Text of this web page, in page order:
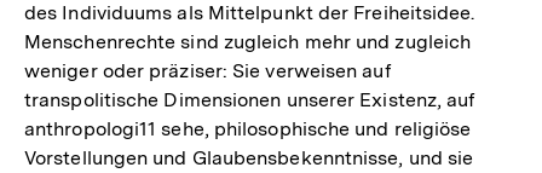
des Individuums als Mittelpunkt der Freiheitsidee.
Menschenrechte sind zugleich mehr und zugleich
weniger oder präziser: Sie verweisen auf
transpolitische Dimensionen unserer Existenz, auf
anthropologi11 sehe, philosophische und religiöse
Vorstellungen und Glaubensbekenntnisse, und sie